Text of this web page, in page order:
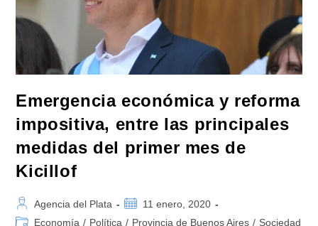
Emergencia económica y reforma
impositiva, entre las principales
medidas del primer mes de
Kicillof
Autor
de
Agencia del Plata
Publicación
de
11 enero, 2020
Categoría
Economía / Política / Provincia de Buenos Aires / Sociedad